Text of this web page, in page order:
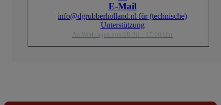
E-Mail
info@dgrubberholland.nl für (technische)
Unterstützung
An Werktagen von 08:30 – 17:00 Uhr